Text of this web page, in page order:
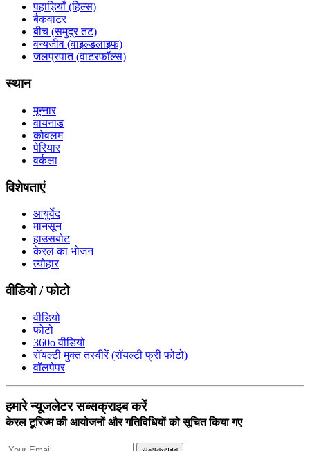
पहाड़ियाँ (हिल्स)
बैकवाटर
बीच (समुद्र तट)
वन्यजीव (वाइल्डलाइफ)
जलप्रपात (वाटरफॉल्स)
स्थान
मून्नार
वायनाड
कोवलम
पेरियार
वर्कला
विशेषताएं
आयुर्वेद
मानसून
हाउसबोट
केरल का भोजन
त्योहार
वीडियो / फोटो
वीडियो
फोटो
360o वीडियो
रॉयल्टी मुक्त तस्वीरें (रॉयल्टी फ्री फोटो)
वॉलपेपर
हमारे न्यूजलेटर सब्सक्राइब करें
केरल टूरिज्म की आयोजनों और गतिविधियों को सूचित किया गए